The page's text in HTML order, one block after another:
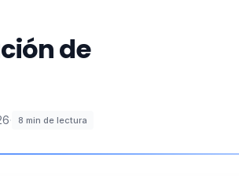
de
· 8 min de lectura